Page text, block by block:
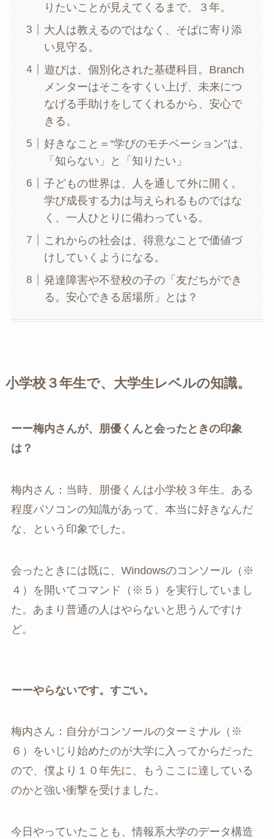
りたいことが見えてくるまで、３年。
大人は教えるのではなく、そばに寄り添
い見守る。
遊びは、個別化された基礎科目。Branch
メンターはそこをすくい上げ、未来につ
なげる手助けをしてくれるから、安心で
きる。
好きなこと＝“学びのモチベーション”は、
「知らない」と「知りたい」
子どもの世界は、人を通して外に開く。
学び成長する力は与えられるものではな
く、一人ひとりに備わっている。
これからの社会は、得意なことで価値づ
けしていくようになる。
発達障害や不登校の子の「友だちができ
る。安心できる居場所」とは？
小学校３年生で、大学生レベルの知識。
ーー梅内さんが、朋優くんと会ったときの印象
は？
梅内さん：当時、朋優くんは小学校３年生。ある
程度パソコンの知識があって、本当に好きなんだ
な、という印象でした。
会ったときには既に、Windowsのコンソール（※
４）を開いてコマンド（※５）を実行していまし
た。あまり普通の人はやらないと思うんですけ
ど。
ーーやらないです。すごい。
梅内さん：自分がコンソールのターミナル（※
６）をいじり始めたのが大学に入ってからだった
ので、僕より１０年先に、もうここに達している
のかと強い衝撃を受けました。
今日やっていたことも、情報系大学のデータ構造